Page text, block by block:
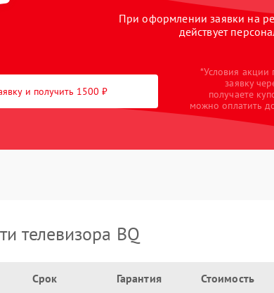
При оформлении заявки на
действует
и получить 1500 ₽
*Условия акции
заявку
получаете
можно оплатить
телевизора BQ
Срок Гарантия Стоимость